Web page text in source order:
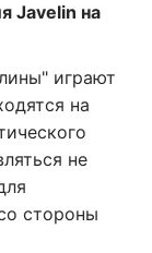
Javelin на
играют
на
не
стороны